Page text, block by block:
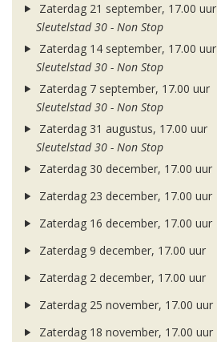
Zaterdag 21 september, 17.00 uur
Sleutelstad 30 - Non Stop
Zaterdag 14 september, 17.00 uur
Sleutelstad 30 - Non Stop
Zaterdag 7 september, 17.00 uur
Sleutelstad 30 - Non Stop
Zaterdag 31 augustus, 17.00 uur
Sleutelstad 30 - Non Stop
Zaterdag 30 december, 17.00 uur
Zaterdag 23 december, 17.00 uur
Zaterdag 16 december, 17.00 uur
Zaterdag 9 december, 17.00 uur
Zaterdag 2 december, 17.00 uur
Zaterdag 25 november, 17.00 uur
Zaterdag 18 november, 17.00 uur